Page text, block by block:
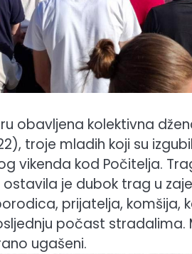
obavljena kolektivna
troje mladih koji su
vikenda kod Počitelja.
je dubok trag u
prijatelja,
počast stradalima.
ugašeni.